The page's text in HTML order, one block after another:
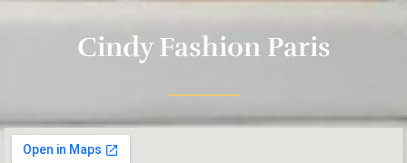
Cindy Fashion Paris